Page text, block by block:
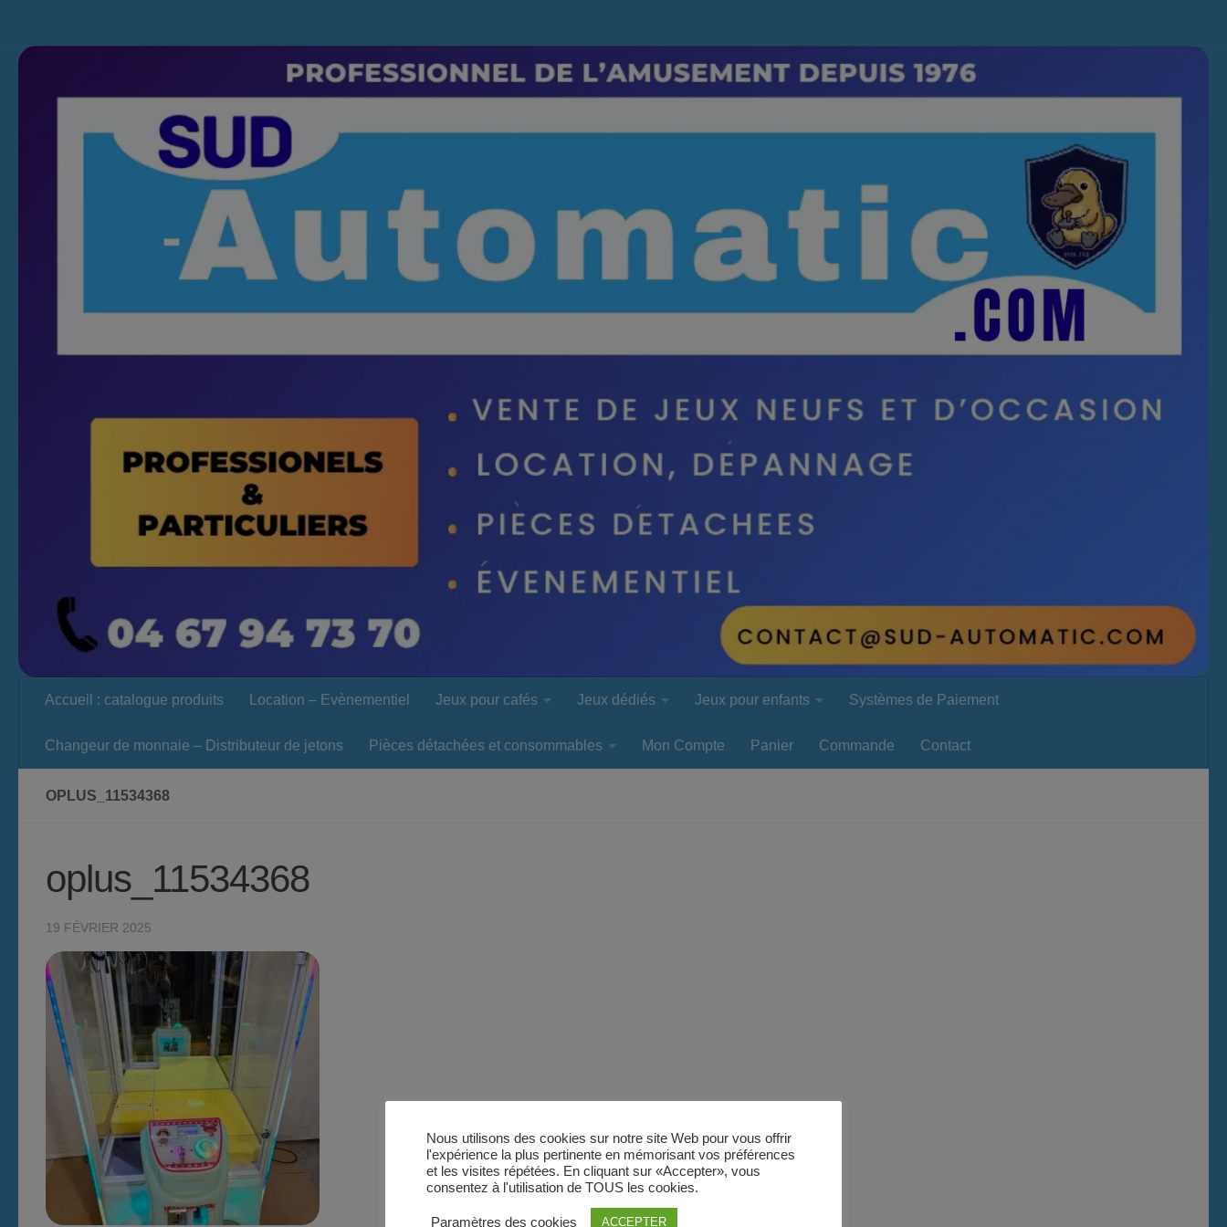
Accueil : catalogue produits Location – Evènementiel Jeux pour cafés Jeux dédiés Jeux pour enfants Systèmes de Paiement
Changeur de monnaie – Distributeur de jetons Pièces détachées et consommables Mon Compte Panier Commande Contact
OPLUS_11534368
oplus_11534368
19 FÉVRIER 2025
Nous utilisons des cookies sur notre site Web pour vous offrir
l'expérience la plus pertinente en mémorisant vos préférences
et les visites répétées. En cliquant sur «Accepter», vous
consentez à l'utilisation de TOUS les cookies.
Paramètres des cookies ACCEPTER